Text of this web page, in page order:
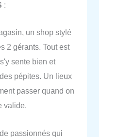
:
un shop stylé
2 gérants. Tout est
sente bien et
pépites. Un lieux
passer quand on
valide.
passionnés qui